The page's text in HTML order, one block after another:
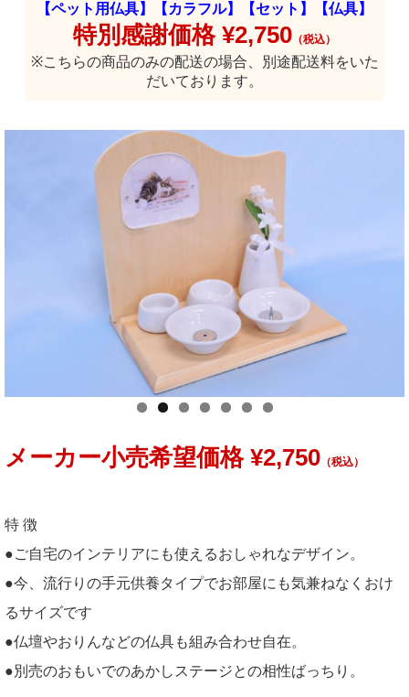
【ペット用仏具】【カラフル】【セット】【仏具】
特別感謝価格 ¥2,750 （税込）
※こちらの商品のみの配送の場合、別途配送料をいた
だいております。
メーカー小売希望価格 ¥2,750 （税込）
特 徴
●ご自宅のインテリアにも使えるおしゃれなデザイン。
●今、流行りの手元供養タイプでお部屋にも気兼ねなくおけ
るサイズです
●仏壇やおりんなどの仏具も組み合わせ自在。
●別売のおもいでのあかしステージとの相性ばっちり。